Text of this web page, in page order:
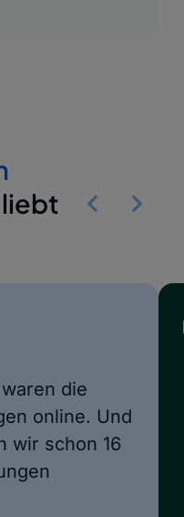
Slide
Previous
die
online. Und
wir schon 16